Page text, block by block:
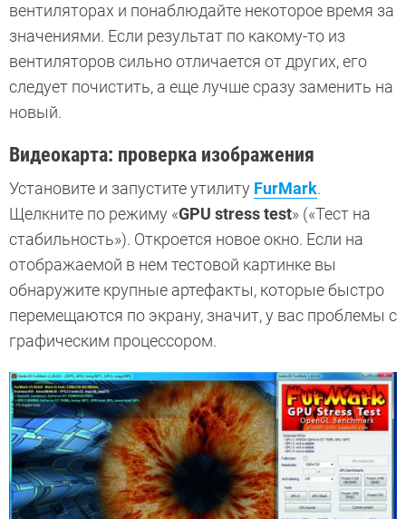
вентиляторах и понаблюдайте некоторое время за
значениями. Если результат по какому-то из
вентиляторов сильно отличается от других, его
следует почистить, а еще лучше сразу заменить на
новый.
Видеокарта: проверка изображения
Установите и запустите утилиту FurMark.
Щелкните по режиму «GPU stress test» («Тест на
стабильность»). Откроется новое окно. Если на
отображаемой в нем тестовой картинке вы
обнаружите крупные артефакты, которые быстро
перемещаются по экрану, значит, у вас проблемы с
графическим процессором.